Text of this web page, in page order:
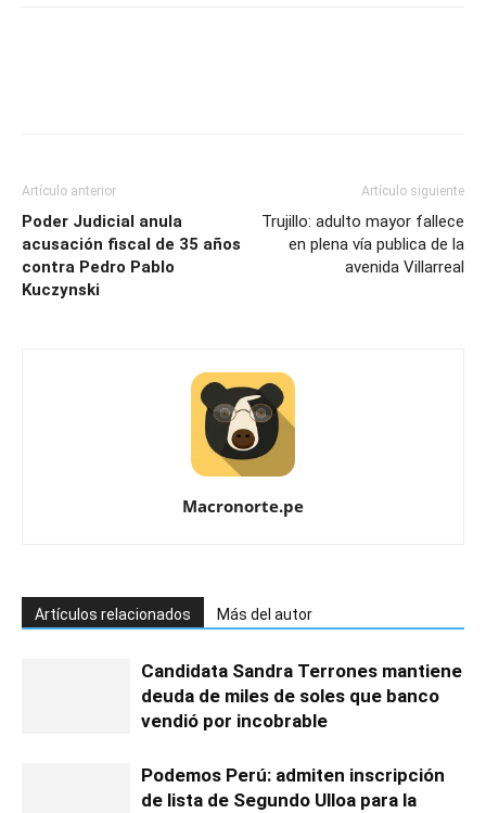
Artículo anterior
Poder Judicial anula
acusación fiscal de 35 años
contra Pedro Pablo
Kuczynski
Artículo siguiente
Trujillo: adulto mayor fallece
en plena vía publica de la
avenida Villarreal
Macronorte.pe
Artículos relacionados Más del autor
Candidata Sandra Terrones mantiene
deuda de miles de soles que banco
vendió por incobrable
Podemos Perú: admiten inscripción
de lista de Segundo Ulloa para la